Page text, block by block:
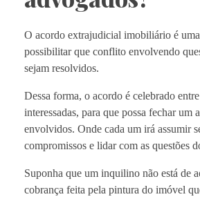
O acordo extrajudicial imobiliário é
possibilitar que conflito envolvendo
sejam resolvidos.
Dessa forma, o acordo é celebrado
interessadas, para que possa fechar um
envolvidos. Onde cada um irá assumir
compromissos e lidar com as questões
Suponha que um inquilino não está de
cobrança feita pela pintura do imóvel